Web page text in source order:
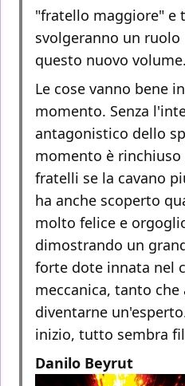
"fratello maggiore" e
svolgeranno un
questo nuovo volume.
Le cose vanno bene
momento. Senza
antagonistico dello
momento è rinchiuso
fratelli se la cavano
ha anche scoperto
molto felice e
dimostrando un
forte dote innata nel
meccanica, tanto
diventarne
inizio, tutto sembra
Danilo Beyrut